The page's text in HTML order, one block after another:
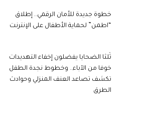
خطوة جديدة للأمان الرقمي.. إطلاق
“اطمن” لحماية الأطفال على الإنترنت
ثُلثا الضحايا يفضلون إخفاء التهديدات
خوفا من الآباء.. وخطوط نجدة الطفل
تكشف تصاعد العنف المنزلي وحوادث
الطرق